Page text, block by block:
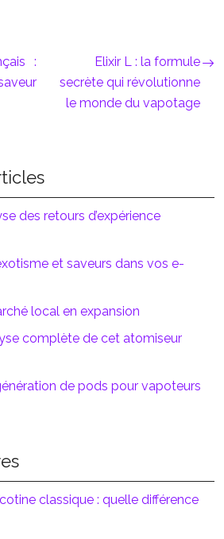
:
Elixir L : la formule
secrète qui révolutionne
le monde du vapotage
des retours d’expérience
et saveurs dans vos e-
local en expansion
complète de cet atomiseur
de pods pour vapoteurs
classique : quelle différence